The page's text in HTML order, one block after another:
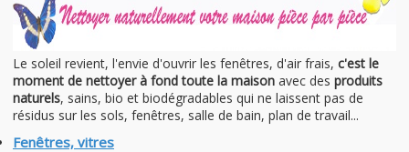
Le soleil revient, l'envie d'ouvrir les fenêtres, d'air frais, c'est le
moment de nettoyer à fond toute la maison avec des produits
naturels, sains, bio et biodégradables qui ne laissent pas de
résidus sur les sols, fenêtres, salle de bain, plan de travail...
Fenêtres, vitres